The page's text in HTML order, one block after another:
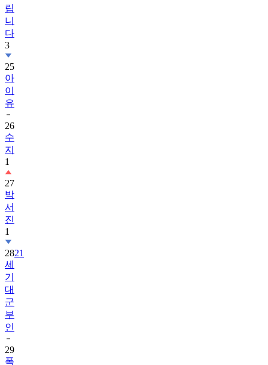
립
니
다
3
25
아
이
유
26
수
지
1
27
박
서
진
1
2821
세
기
대
군
부
인
29
폭